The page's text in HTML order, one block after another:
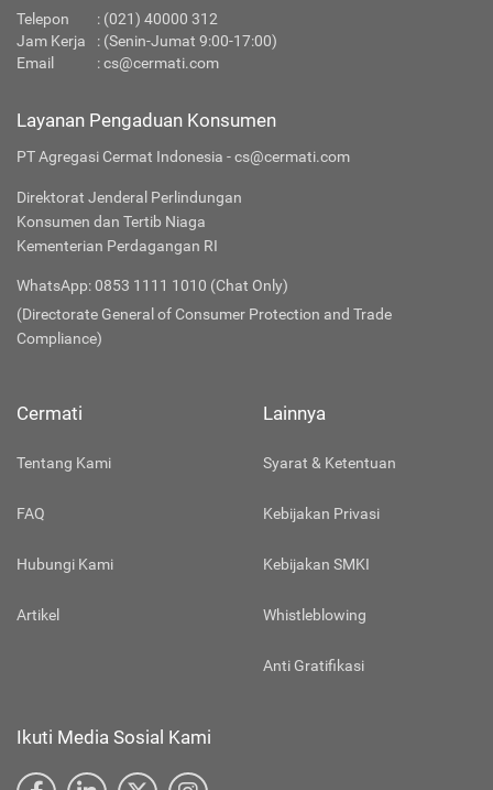
Telepon : (021) 40000 312
Jam Kerja
: (Senin-Jumat 9:00-17:00)
Email
:cs@cermati.com
Layanan Pengaduan Konsumen
PT Agregasi Cermat Indonesia - cs@cermati.com
Direktorat Jenderal Perlindungan
Konsumen dan Tertib Niaga
Kementerian Perdagangan RI
WhatsApp: 0853 1111 1010 (Chat Only)
(Directorate General of Consumer Protection and Trade
Compliance)
Cermati
Tentang Kami
FAQ
Hubungi Kami
Artikel
Lainnya
Syarat & Ketentuan
Kebijakan Privasi
Kebijakan SMKI
Whistleblowing
Anti Gratifikasi
Ikuti Media Sosial Kami